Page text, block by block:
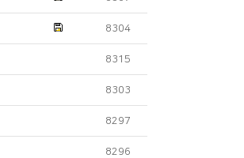
8304
8315
8303
8297
8296